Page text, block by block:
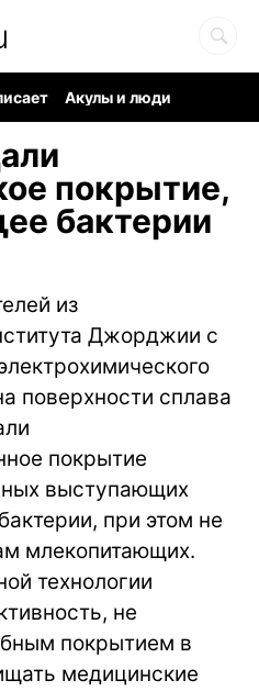
Акулы и люди
покрытие,
бактерии
из
Джорджии с
поверхности сплава
покрытие
выступающих
при этом не
млекопитающих.
технологии
не
покрытием в
медицинские